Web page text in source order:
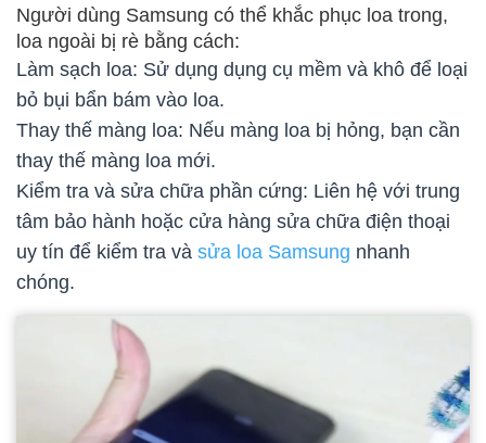
Người dùng Samsung có thể khắc phục loa trong,
loa ngoài bị rè bằng cách:
Làm sạch loa: Sử dụng dụng cụ mềm và khô để loại
bỏ bụi bẩn bám vào loa.
Thay thế màng loa: Nếu màng loa bị hỏng, bạn cần
thay thế màng loa mới.
Kiểm tra và sửa chữa phần cứng: Liên hệ với trung
tâm bảo hành hoặc cửa hàng sửa chữa điện thoại
uy tín để kiểm tra và sửa loa Samsung nhanh
chóng.